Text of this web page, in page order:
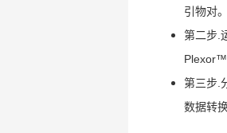
引物对。
第二步.
Plexor™
第三步.
数据转